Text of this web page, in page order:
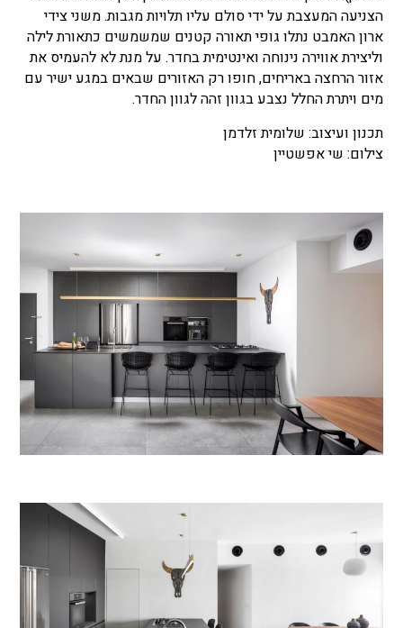
הצניעה המעצבת על ידי סולם עליו תלויות מגבות. משני צידי
ארון האמבט נתלו גופי תאורה קטנים שמשמשים כתאורת לילה
וליצירת אווירה נינוחה ואינטימית בחדר. על מנת לא להעמיס את
אזור הרחצה באריחים, חופו רק האזורים שבאים במגע ישיר עם
מים ויתרת החלל נצבע בגוון זהה לגוון החדר.
תכנון ועיצוב: שלומית זלדמן
צילום: שי אפשטיין